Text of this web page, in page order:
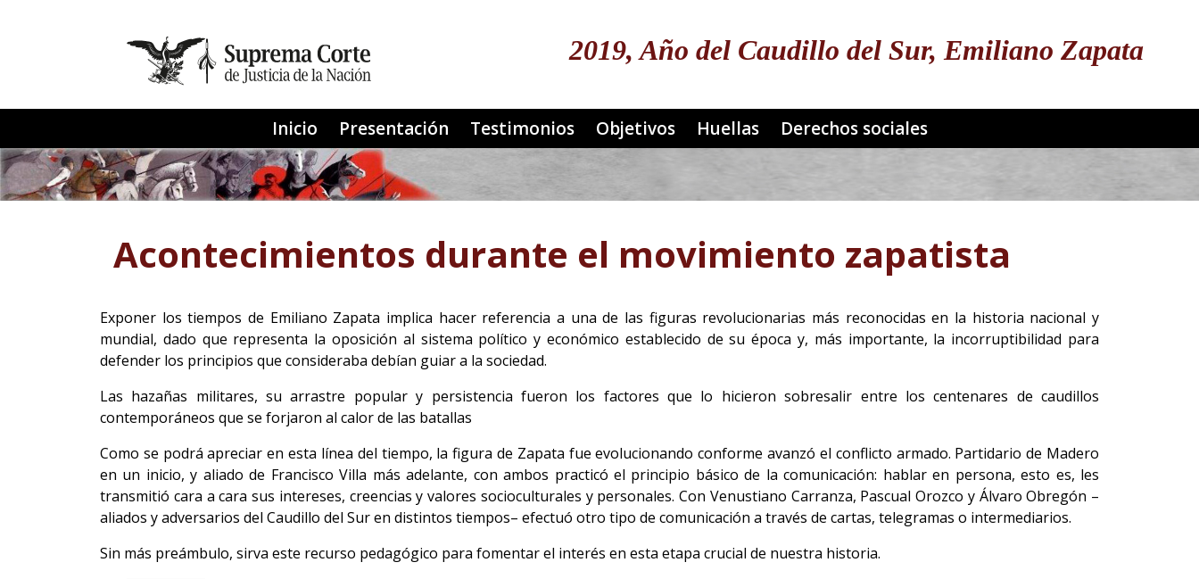
contenido
2019, Año del Caudillo del Sur, Emiliano Zapata
Menú Principal Zapata
Inicio Presentación Testimonios Objetivos Huellas Derechos sociales
Acontecimientos durante el movimiento zapatista
Exponer los tiempos de Emiliano Zapata implica hacer referencia a una de las figuras revolucionarias más reconocidas en la historia nacional y
mundial, dado que representa la oposición al sistema político y económico establecido de su época y, más importante, la incorruptibilidad para
defender los principios que consideraba debían guiar a la sociedad.
Las hazañas militares, su arrastre popular y persistencia fueron los factores que lo hicieron sobresalir entre los centenares de caudillos
contemporáneos que se forjaron al calor de las batallas
Como se podrá apreciar en esta línea del tiempo, la figura de Zapata fue evolucionando conforme avanzó el conflicto armado. Partidario de Madero
en un inicio, y aliado de Francisco Villa más adelante, con ambos practicó el principio básico de la comunicación: hablar en persona, esto es, les
transmitió cara a cara sus intereses, creencias y valores socioculturales y personales. Con Venustiano Carranza, Pascual Orozco y Álvaro Obregón –
aliados y adversarios del Caudillo del Sur en distintos tiempos– efectuó otro tipo de comunicación a través de cartas, telegramas o intermediarios.
Sin más preámbulo, sirva este recurso pedagógico para fomentar el interés en esta etapa crucial de nuestra historia.